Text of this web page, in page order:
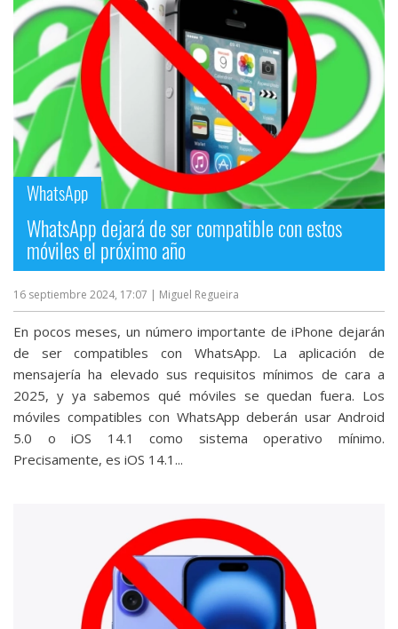
WhatsApp
WhatsApp dejará de ser compatible con estos
móviles el próximo año
16 septiembre 2024, 17:07 | Miguel Regueira
En pocos meses, un número importante de iPhone dejarán
de ser compatibles con WhatsApp. La aplicación de
mensajería ha elevado sus requisitos mínimos de cara a
2025, y ya sabemos qué móviles se quedan fuera. Los
móviles compatibles con WhatsApp deberán usar Android
5.0 o iOS 14.1 como sistema operativo mínimo.
Precisamente, es iOS 14.1...